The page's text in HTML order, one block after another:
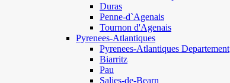
Duras
Penne-d`Agenais
Tournon d'Agenais
Pyrenees-Atlantiques
Pyrenees-Atlantiques Departement
Biarritz
Pau
Salies-de-Bearn